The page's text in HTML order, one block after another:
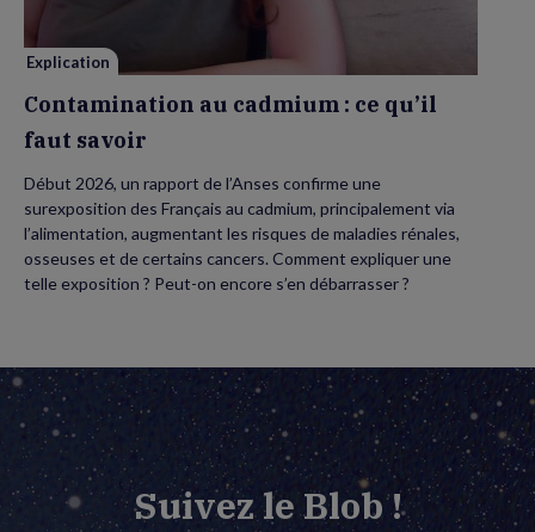
savoir
Explication
Contamination au cadmium : ce qu’il
faut savoir
Début 2026, un rapport de l’Anses confirme une
surexposition des Français au cadmium, principalement via
l’alimentation, augmentant les risques de maladies rénales,
osseuses et de certains cancers. Comment expliquer une
telle exposition ? Peut-on encore s’en débarrasser ?
Suivez le Blob !